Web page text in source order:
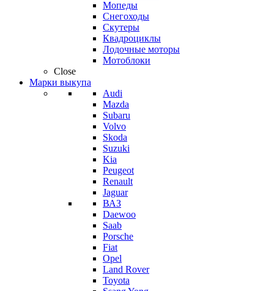
Мопеды
Снегоходы
Скутеры
Квадроциклы
Лодочные моторы
Мотоблоки
Close
Марки выкупа
Audi
Mazda
Subaru
Volvo
Skoda
Suzuki
Kia
Peugeot
Renault
Jaguar
ВАЗ
Daewoo
Saab
Porsche
Fiat
Opel
Land Rover
Toyota